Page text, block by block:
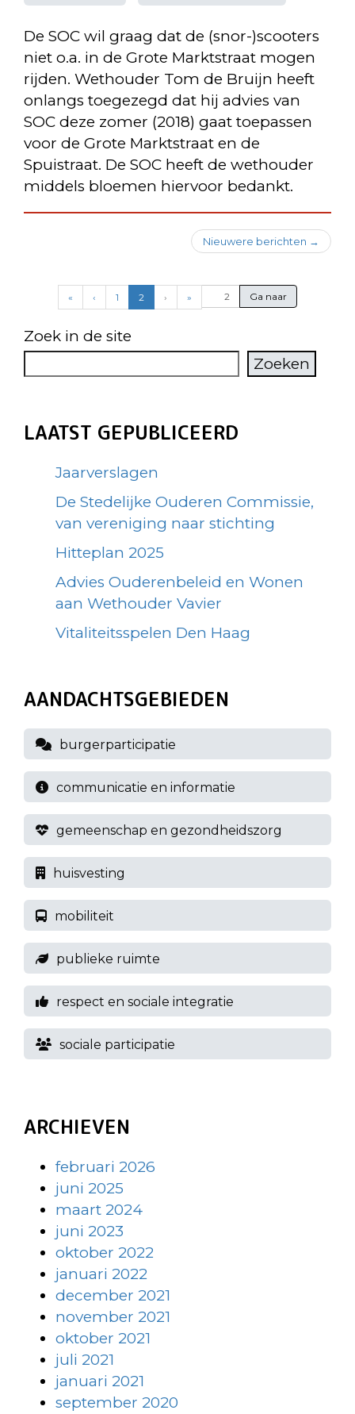
De SOC wil graag dat de (snor-)scooters
niet o.a. in de Grote Marktstraat mogen
rijden. Wethouder Tom de Bruijn heeft
onlangs toegezegd dat hij advies van
SOC deze zomer (2018) gaat toepassen
voor de Grote Marktstraat en de
Spuistraat. De SOC heeft de wethouder
middels bloemen hiervoor bedankt.
Nieuwere berichten →
« ‹ 1 2(current)
› »
Zoek in de site
Zoeken
LAATST GEPUBLICEERD
Jaarverslagen
De Stedelijke Ouderen Commissie,
van vereniging naar stichting
Hitteplan 2025
Advies Ouderenbeleid en Wonen
aan Wethouder Vavier
Vitaliteitsspelen Den Haag
AANDACHTSGEBIEDEN
burgerparticipatie
communicatie en informatie
gemeenschap en gezondheidszorg
huisvesting
mobiliteit
publieke ruimte
respect en sociale integratie
sociale participatie
ARCHIEVEN
februari 2026
juni 2025
maart 2024
juni 2023
oktober 2022
januari 2022
december 2021
november 2021
oktober 2021
juli 2021
januari 2021
september 2020